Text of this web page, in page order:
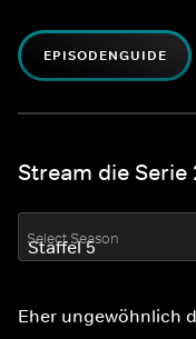
EPISODENGUIDE
Stream die Serie
Select Season
Eher ungewöhnlich